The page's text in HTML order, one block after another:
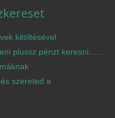
kitöltésével
plussz pénzt keresni…….
szereted a